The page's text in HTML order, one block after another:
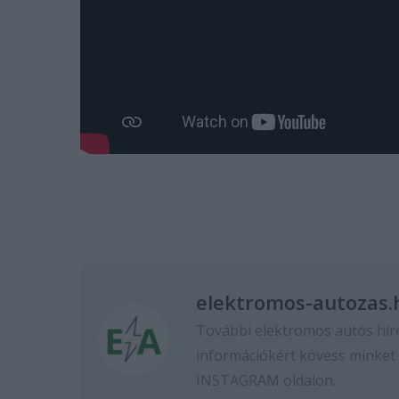
elektromos-
További elektromos autós
információkért kövess minket
INSTAGRAM oldalon.